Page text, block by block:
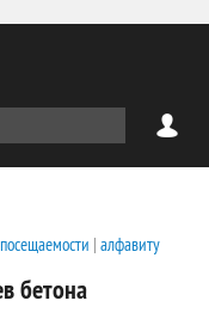
посещаемости | алфавиту
бетона